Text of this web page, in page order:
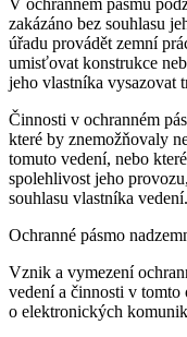
zakázáno bez souhlasu
úřadu provádět zemní
umisťovat konstrukce
jeho vlastníka vysazovat
Činnosti v ochranném
které by znemožňovaly
tomuto vedení, nebo
spolehlivost jeho
souhlasu vlastníka vedení.
Ochranné pásmo
Vznik a vymezení
vedení a činnosti v tomto
o elektronických